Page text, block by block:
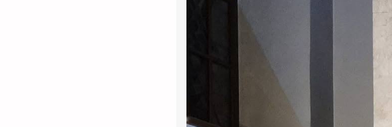
premauputama sv. Faustine. Svetici